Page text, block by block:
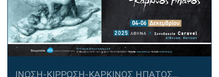
ΙΝΩΣΗ-ΚΙΡΡΩΣΗ-ΚΑΡΚΙΝΟΣ ΗΠΑΤΟΣ...